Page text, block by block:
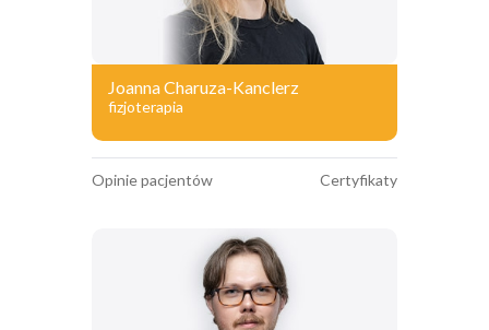
Joanna Charuza-Kanclerz
fizjoterapia
Opinie pacjentów Certyfikaty